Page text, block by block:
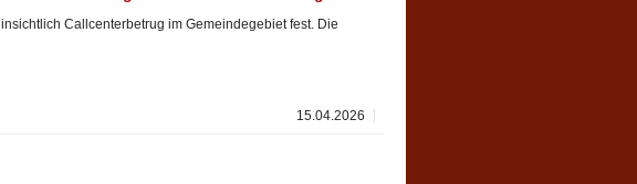
Callcenterbetrug im Gemeindegebiet fest. Die
15.04.2026